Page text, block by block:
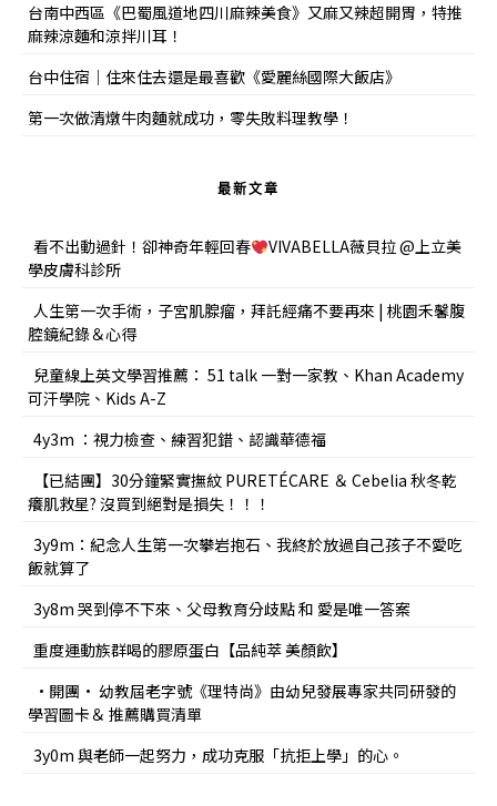
台南中西區《巴蜀風道地四川麻辣美食》又麻又辣超開胃，特推
麻辣涼麵和涼拌川耳！
台中住宿｜住來住去還是最喜歡《愛麗絲國際大飯店》
第一次做清燉牛肉麵就成功，零失敗料理教學！
最新文章
看不出動過針！卻神奇年輕回春
VIVABELLA薇貝拉 @上立美
學皮膚科診所
人生第一次手術，子宮肌腺瘤，拜託經痛不要再來 | 桃園禾馨腹
腔鏡紀錄＆心得
兒童線上英文學習推薦： 51 talk 一對一家教、Khan Academy
可汗學院、Kids A-Z
4y3m ：視力檢查、練習犯錯、認識華德福
【已結團】30分鐘緊實撫紋 PURETÉCARE ＆ Cebelia 秋冬乾
癢肌救星? 沒買到絕對是損失！！！
3y9m：紀念人生第一次攀岩抱石、我終於放過自己孩子不愛吃
飯就算了
3y8m 哭到停不下來、父母教育分歧點 和 愛是唯一答案
重度運動族群喝的膠原蛋白【品純萃 美顏飲】
•開團• 幼教屆老字號《理特尚》由幼兒發展專家共同研發的
學習圖卡＆ 推薦購買清單
3y0m 與老師一起努力，成功克服「抗拒上學」的心。